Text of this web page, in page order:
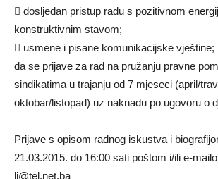
 dosljedan pristup radu s pozitivnom
konstruktivnim stavom;
 usmene i pisane komunikacijske vještine;
da se prijave za rad na pružanju pravne
sindikatima u trajanju od 7 mjeseci (april/
oktobar/listopad) uz naknadu po ugovoru o
Prijave s opisom radnog iskustva i
21.03.2015. do 16:00 sati poštom i/ili e-
li@tel.net.ba